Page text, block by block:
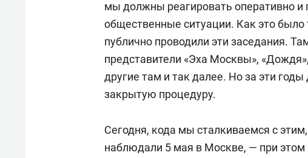
мы должны реагировать оперативно и
общественные ситуации. Как это
публично проводили эти заседания.
представители «Эха Москвы»,
другие там и так далее. Но за эти
закрытую процедуру.
Сегодня, кода мы сталкиваемся с
наблюдали 5 мая в Москве, — при